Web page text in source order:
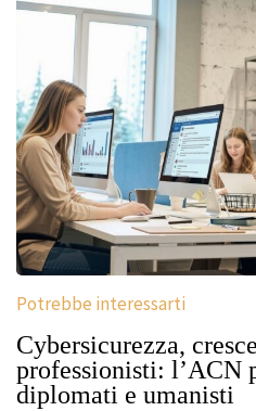
Potrebbe interessarti
Cybersicurezza,
professionisti: l’ACN
diplomati e umanisti